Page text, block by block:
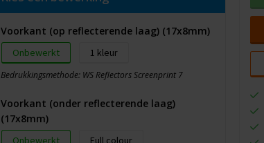
Voorkant (op reflecterende laag) (17x8mm)
Onbewerkt 1
Bedrukkingsmethode: WS Reflectors Screenprint 7
Voorkant (onder reflecterende laag)
(17x8mm)
Onbewerkt Full colour